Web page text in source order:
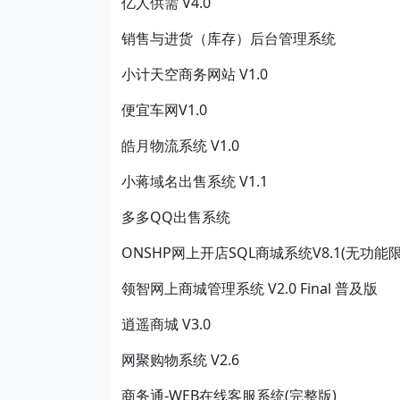
销售与进货（库存）后台管理系统
小计天空商务网站 V1.0
便宜车网V1.0
皓月物流系统 V1.0
小蒋域名出售系统 V1.1
多多QQ出售系统
ONSHP网上开店SQL商城系统V8.1(无功能
领智网上商城管理系统 V2.0 Final 普及版
逍遥商城 V3.0
网聚购物系统 V2.6
商务通-WEB在线客服系统(完整版)